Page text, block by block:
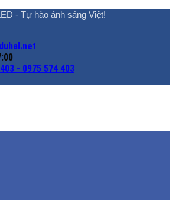
- Tự hào ánh sáng Việt!
- 0975 574 403